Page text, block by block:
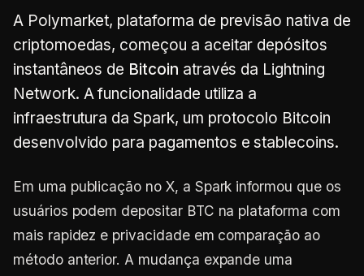
A Polymarket, plataforma de previsão nativa de
criptomoedas, começou a aceitar depósitos
instantâneos de Bitcoin através da Lightning
Network. A funcionalidade utiliza a
infraestrutura da Spark, um protocolo Bitcoin
desenvolvido para pagamentos e stablecoins.
Em uma publicação no X, a Spark informou que os
usuários podem depositar BTC na plataforma com
mais rapidez e privacidade em comparação ao
método anterior. A mudança expande uma